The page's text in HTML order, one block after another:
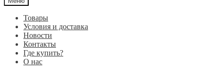
Товары
Условия и доставка
Новости
Контакты
Где купить?
О нас